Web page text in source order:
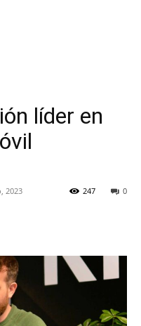
líder en
2023 0
247